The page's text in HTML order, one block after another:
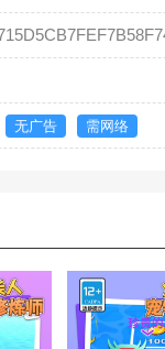
无广告 需网络